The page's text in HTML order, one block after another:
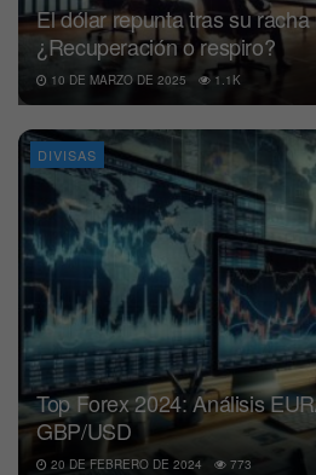
El dólar repunta tras su racha
¿Recuperación o respiro?
10 DE MARZO DE 2025 1.1K
DIVISAS
Top Forex 2024: Análisis
GBP/USD
20 DE FEBRERO DE 2024 773